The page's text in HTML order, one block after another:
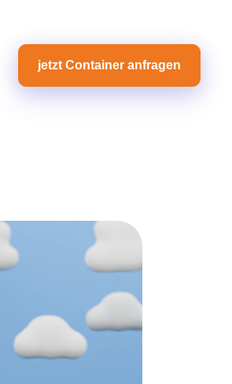
jetzt Container anfragen